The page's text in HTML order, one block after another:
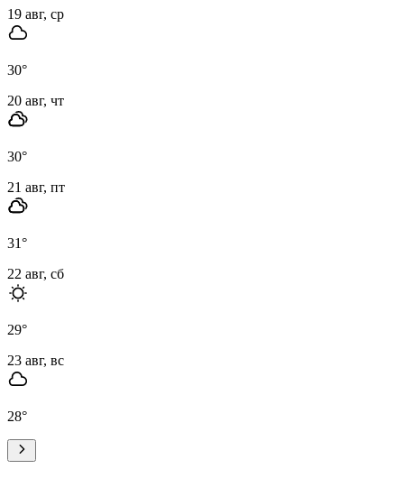
19 авг, ср
30°
20 авг, чт
30°
21 авг, пт
31°
22 авг, сб
29°
23 авг, вс
28°